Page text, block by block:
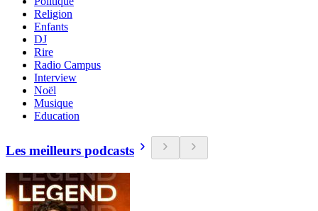
Religion
Enfants
DJ
Rire
Radio Campus
Interview
Noël
Musique
Education
Les meilleurs podcasts